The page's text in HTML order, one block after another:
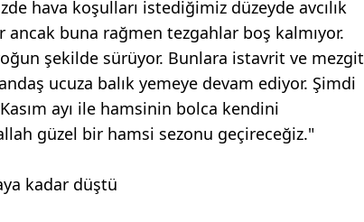
hava koşulları istediğimiz düzeyde avcılık
ancak buna rağmen tezgahlar boş kalmıyor.
şekilde sürüyor. Bunlara istavrit ve mezgit
ucuza balık yemeye devam ediyor. Şimdi
ayı ile hamsinin bolca kendini
güzel bir hamsi sezonu geçireceğiz."
kadar düştü